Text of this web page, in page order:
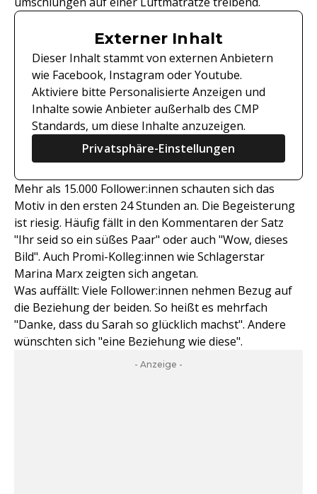
Externer Inhalt
Dieser Inhalt stammt von externen Anbietern
wie Facebook, Instagram oder Youtube.
Aktiviere bitte Personalisierte Anzeigen und
Inhalte sowie Anbieter außerhalb des CMP
Standards, um diese Inhalte anzuzeigen.
Privatsphäre-Einstellungen
Mehr als 15.000 Follower:innen schauten sich das
Motiv in den ersten 24 Stunden an. Die Begeisterung
ist riesig. Häufig fällt in den Kommentaren der Satz
"Ihr seid so ein süßes Paar" oder auch "Wow, dieses
Bild". Auch Promi-Kolleg:innen wie Schlagerstar
Marina Marx zeigten sich angetan.
Was auffällt: Viele Follower:innen nehmen Bezug auf
die Beziehung der beiden. So heißt es mehrfach
"Danke, dass du Sarah so glücklich machst". Andere
wünschten sich "eine Beziehung wie diese".
- Anzeige -